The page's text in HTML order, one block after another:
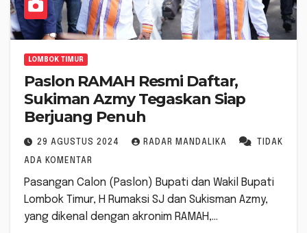
LOMBOK TIMUR
Paslon RAMAH Resmi Daftar,
Sukiman Azmy Tegaskan Siap
Berjuang Penuh
29 AGUSTUS 2024 RADAR MANDALIKA TIDAK
ADA KOMENTAR
Pasangan Calon (Paslon) Bupati dan Wakil Bupati
Lombok Timur, H Rumaksi SJ dan Sukisman Azmy,
yang dikenal dengan akronim RAMAH,…